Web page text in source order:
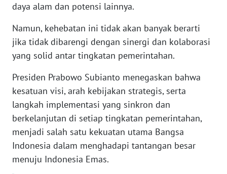
daya alam dan potensi lainnya.
Namun, kehebatan ini tidak akan banyak berarti
jika tidak dibarengi dengan sinergi dan kolaborasi
yang solid antar tingkatan pemerintahan.
Presiden Prabowo Subianto menegaskan bahwa
kesatuan visi, arah kebijakan strategis, serta
langkah implementasi yang sinkron dan
berkelanjutan di setiap tingkatan pemerintahan,
menjadi salah satu kekuatan utama Bangsa
Indonesia dalam menghadapi tantangan besar
menuju Indonesia Emas.
SULTRA
WN
NTB
SULTENG
WN
SULBAR
WN
BABEL